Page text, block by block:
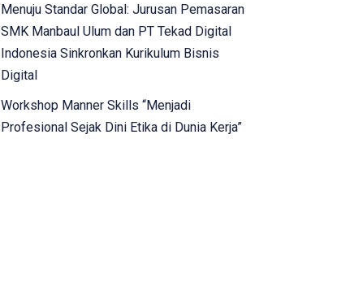
Menuju Standar Global: Jurusan Pemasaran
SMK Manbaul Ulum dan PT Tekad Digital
Indonesia Sinkronkan Kurikulum Bisnis
Digital
Workshop Manner Skills “Menjadi
Profesional Sejak Dini Etika di Dunia Kerja”